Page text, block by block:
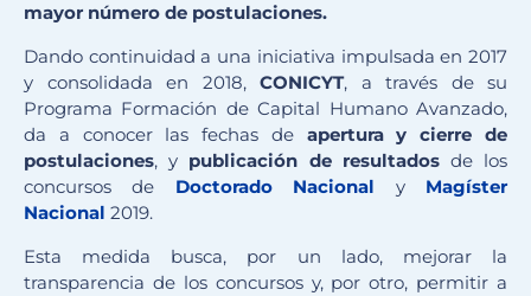
mayor número de postulaciones.
Dando continuidad a una iniciativa impulsada en 2017
y consolidada en 2018, CONICYT, a través de su
Programa Formación de Capital Humano Avanzado,
da a conocer las fechas de apertura y cierre de
postulaciones, y publicación de resultadosde los
concursos de Doctorado Nacional y Magíster
Nacional 2019.
Esta medida busca, por un lado, mejorar la
transparencia de los concursos y, por otro, permitir a